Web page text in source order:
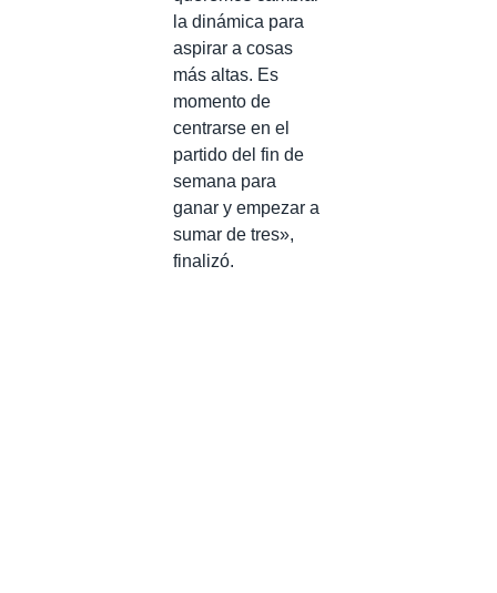
la dinámica para
aspirar a cosas
más altas. Es
momento de
centrarse en el
partido del fin de
semana para
ganar y empezar a
sumar de tres»,
finalizó.